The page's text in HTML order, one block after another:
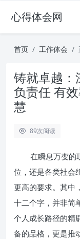
心得体会网
首页 工作体会
铸就卓越：
负责任 有
慧
89次阅读
在瞬息万变的
位，还是各类社会
更高的要求。其中
十二个字，并非简
个人成长路径的精
备的品格，更是推